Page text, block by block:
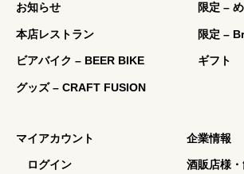
お知らせ
本店レストラン
ビアバイク – BEER BIKE
グッズ – CRAFT FUSION
限定 –
限定 –
ギフト
マイアカウント
ログイン
企業情報
酒販店様